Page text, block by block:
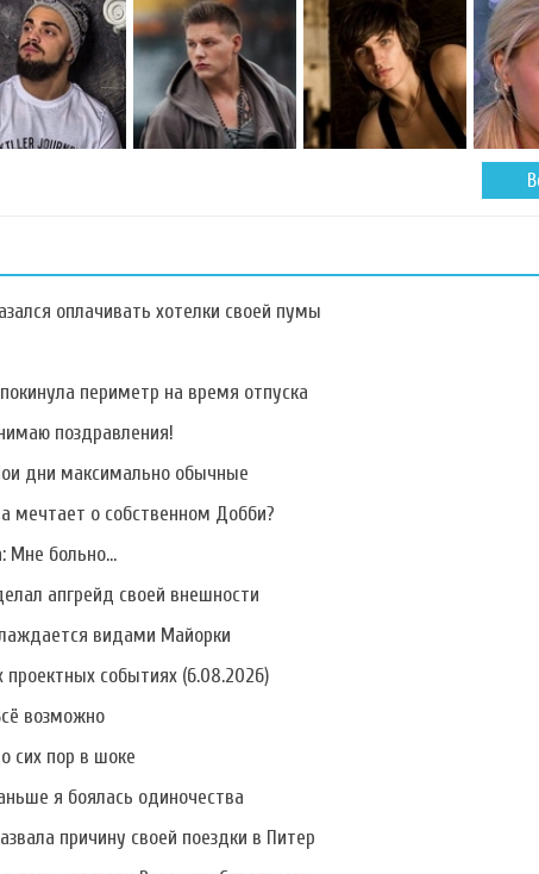
Александры
Фото Евгения
Щербакова
Максима
Фото Тиграна
Круглова
оплачивать хотелки своей пумы
периметр на время отпуска
поздравления!
дни максимально обычные
мечтает о собственном Добби?
Мне больно...
апгрейд своей внешности
видами Майорки
событиях (6.08.2026)
возможно
сих пор в шоке
я боялась одиночества
причину своей поездки в Питер